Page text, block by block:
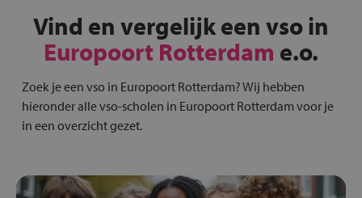
Vind en vergelijk een vso in
Europoort Rotterdam e.o.
Zoek je een vso in Europoort Rotterdam? Wij hebben
hieronder alle vso-scholen in Europoort Rotterdam voor je
in een overzicht gezet.